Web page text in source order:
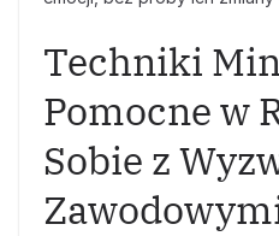
Techniki
Pomocne w
Sobie z